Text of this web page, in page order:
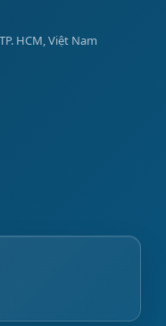
HCM, Việt Nam